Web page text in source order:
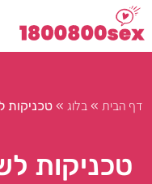
דף הבית »בלוג »טכניקות
טכניקות